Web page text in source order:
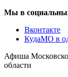
Мы в
Вконтакте
КудаМО в
Афиша
области